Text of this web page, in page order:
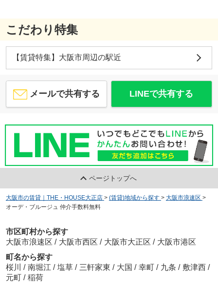
こだわり特集
【賃貸特集】大阪市周辺の駅近
メールで共有する LINEで共有する
ページトップへ
大阪市の賃貸｜THE・HOUSE大正店 > (賃貸)地域から探す > 大阪市浪速区 >
オーデ・ブルージュ 仲介手数料無料
市区町村から探す
大阪市浪速区 / 大阪市西区 / 大阪市大正区 / 大阪市港区
町名から探す
桜川 / 南堀江 / 塩草 / 三軒家東 / 大国 / 幸町 / 九条 / 敷津西 /
元町 / 稲荷